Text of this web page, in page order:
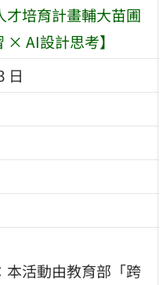
才培育計畫輔大苗圃
× AI設計思考】
日
本活動由教育部「跨